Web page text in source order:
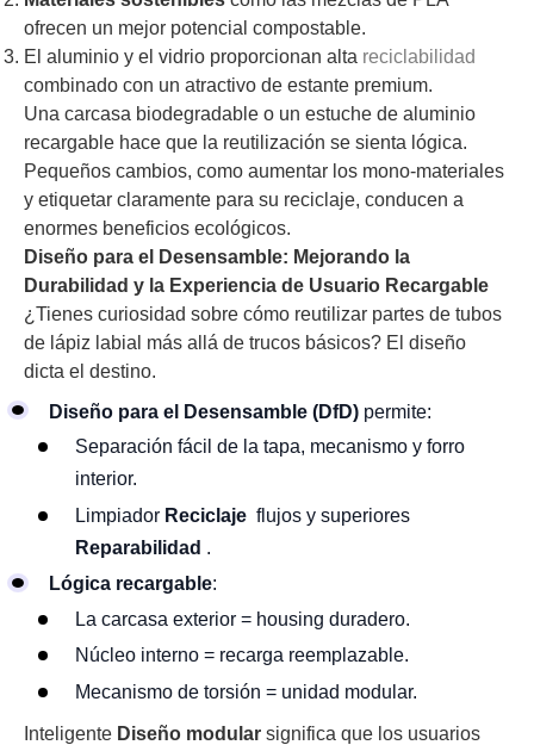
ofrecen un mejor potencial compostable.
El aluminio y el vidrio proporcionan alta reciclabilidad
combinado con un atractivo de estante premium.
Una carcasa biodegradable o un estuche de aluminio
recargable hace que la reutilización se sienta lógica.
Pequeños cambios, como aumentar los mono-materiales
y etiquetar claramente para su reciclaje, conducen a
enormes beneficios ecológicos.
Diseño para el Desensamble: Mejorando la
Durabilidad y la Experiencia de Usuario Recargable
¿Tienes curiosidad sobre cómo reutilizar partes de tubos
de lápiz labial más allá de trucos básicos? El diseño
dicta el destino.
Diseño para el Desensamble (DfD) permite:
Separación fácil de la tapa, mecanismo y forro
interior.
Limpiador Reciclaje flujos y superiores
Reparabilidad .
Lógica recargable:
La carcasa exterior = housing duradero.
Núcleo interno = recarga reemplazable.
Mecanismo de torsión = unidad modular.
Inteligente Diseño modular significa que los usuarios